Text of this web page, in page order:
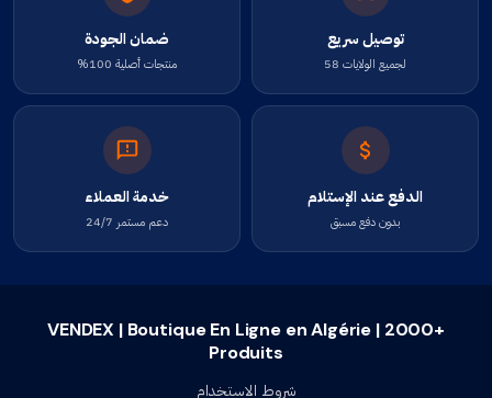
توصيل سريع
لجميع الولايات 58
ضمان الجودة
منتجات أصلية 100%
الدفع عند الإستلام
بدون دفع مسبق
خدمة العملاء
دعم مستمر 24/7
VENDEX | Boutique En Ligne en Algérie | 2000+
Produits
شروط الاستخدام